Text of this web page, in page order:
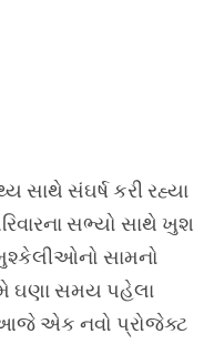
સાથે સંઘર્ષ કરી રહ્યા
સભ્યો સાથે ખુશ
સામનો
ઘણા સમય પહેલા
આજે એક નવો પ્રોજેક્ટ